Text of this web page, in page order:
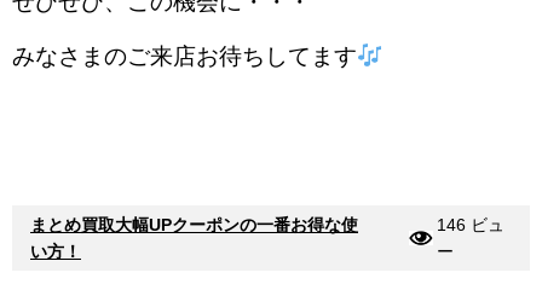
みなさまのご来店お待ちしてます
まとめ買取大幅UPクーポンの一番お得な使
い方！
146 ビュ
ー